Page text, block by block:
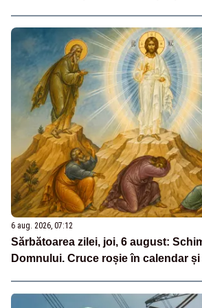
6 aug. 2026, 07:12
Sărbătoarea zilei, joi, 6 august:
Domnului. Cruce roșie în calendar